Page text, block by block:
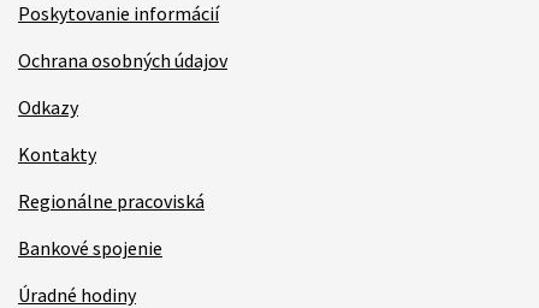
Poskytovanie informácií
Ochrana osobných údajov
Odkazy
Kontakty
Regionálne pracoviská
Bankové spojenie
Úradné hodiny